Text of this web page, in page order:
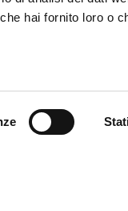
hai fornito loro o